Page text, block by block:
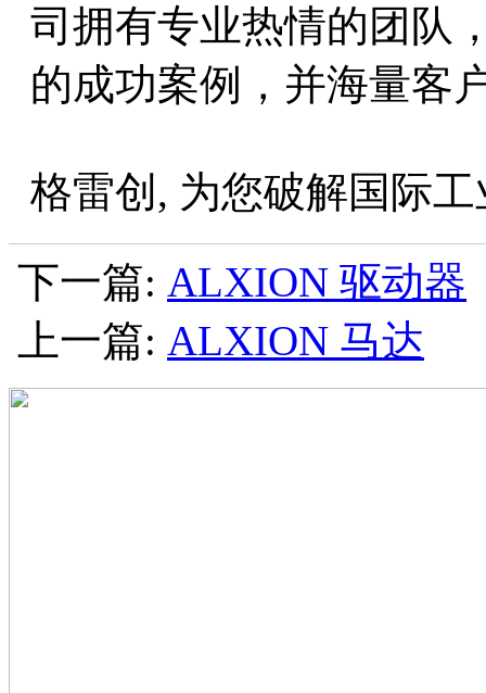
司拥有专业热情的团队
的成功案例，并海量客
格雷创, 为您破解国际
下一篇: ALXION 驱动器
上一篇: ALXION 马达